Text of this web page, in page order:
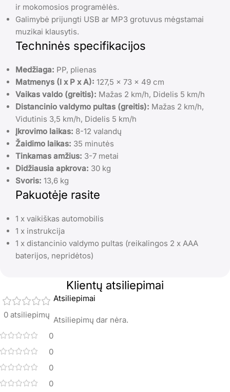
ir mokomosios programėlės.
Galimybė prijungti USB ar MP3 grotuvus mėgstamai
muzikai klausytis.
Techninės specifikacijos
Medžiaga: PP, plienas
Matmenys (I x P x A): 127,5 x 73 x 49 cm
Vaikas valdo (greitis): Mažas 2 km/h, Didelis 5 km/h
Distancinio valdymo pultas (greitis): Mažas 2 km/h,
Vidutinis 3,5 km/h, Didelis 5 km/h
Įkrovimo laikas: 8-12 valandų
Žaidimo laikas: 35 minutės
Tinkamas amžius: 3-7 metai
Didžiausia apkrova: 30 kg
Svoris: 13,6 kg
Pakuotėje rasite
1 x vaikiškas automobilis
1 x instrukcija
1 x distancinio valdymo pultas (reikalingos 2 x AAA
baterijos, nepridėtos)
Klientų atsiliepimai
0 atsiliepimų
0
0
0
0
Atsiliepimai
Atsiliepimų dar nėra.